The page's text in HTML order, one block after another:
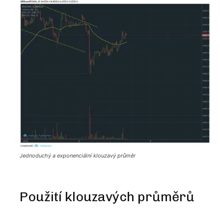
Jednoduchý a exponenciální klouzavý průměr
Použití klouzavých průměrů